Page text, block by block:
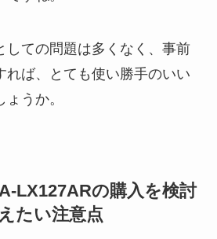
しての問題は多くなく、事前
れば、とても使い勝手のいい
うか。
LX127ARの購入を検討
たい注意点